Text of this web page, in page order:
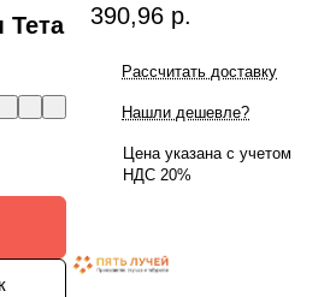
Тета
390,96 р.
Рассчитать доставку
Нашли дешевле?
Цена указана с учетом
НДС 20%